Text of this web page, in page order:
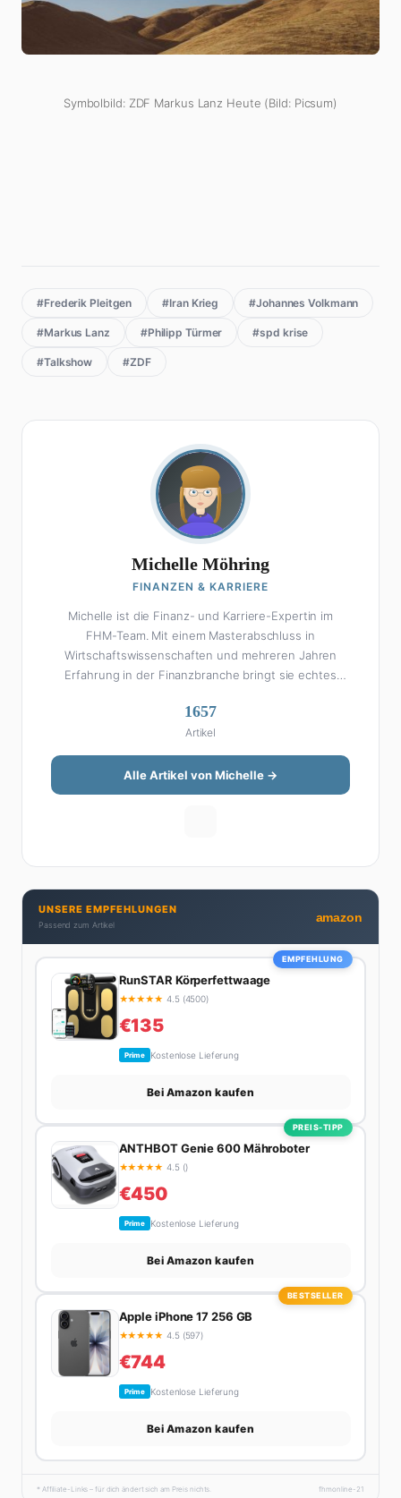
Symbolbild: ZDF Markus Lanz Heute (Bild: Picsum)
#Frederik Pleitgen #Iran Krieg #Johannes Volkmann
#Markus Lanz #Philipp Türmer #spd krise
#Talkshow #ZDF
Michelle Möhring
FINANZEN & KARRIERE
Michelle ist die Finanz- und Karriere-Expertin im
FHM-Team. Mit einem Masterabschluss in
Wirtschaftswissenschaften und mehreren Jahren
Erfahrung in der Finanzbranche bringt sie echtes
Michelle klingt Altersvorsorge nicht wie eine
Steuererklärung. Ihre Stärke liegt darin, komplexe
Finanzthemen so aufzubereiten, dass sie jeder
versteht – ohne Fachchinesisch, dafür mit konkreten
Tipps zum Umsetzen. Von ETF-Strategien über
Privatleben unter einen Hut bekommt. Privat ist sie
bekennende Kaffee-Süchtige (3+ Tassen am Tag,
Minimum), Podcast-Hörerin und verbringt ihre
Wochenenden am liebsten in der Natur oder auf dem
1657
Artikel
Alle Artikel von Michelle →
UNSERE EMPFEHLUNGEN
Passend zum Artikel
amazon
EMPFEHLUNG
RunSTAR Körperfettwaage
★★★★★ 4.5 (4500)
€135
Prime Kostenlose Lieferung
Bei Amazon kaufen
PREIS-TIPP
ANTHBOT Genie 600 Mähroboter
★★★★★ 4.5 ()
€450
Prime Kostenlose Lieferung
Bei Amazon kaufen
BESTSELLER
Apple iPhone 17 256 GB
★★★★★ 4.5 (597)
€744
Prime Kostenlose Lieferung
Bei Amazon kaufen
* Affiliate-Links – für dich ändert sich am Preis nichts. fhmonline-21